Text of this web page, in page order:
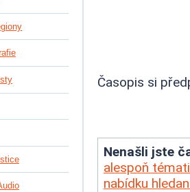
Časopis si
Nenašli jste
alespoň
nabídku